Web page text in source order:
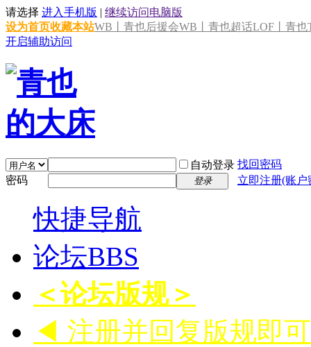
请选择 进入手机版 | 继续访问电脑版
设为首页收藏本站WB丨青也后援会WB丨青也超话LOF丨青也
开启辅助访问
自动登录 找回密码
密码
登录 立即注册(账
快捷导航
论坛BBS
＜论坛版规＞
◀ 注册并回复版规即